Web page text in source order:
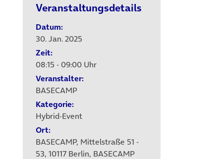
Veranstaltungsdetails
Datum:
30. Jan. 2025
Zeit:
08:15 - 09:00 Uhr
Veranstalter:
BASECAMP
Kategorie:
Hybrid-Event
Ort:
BASECAMP, Mittelstraße 51 -
53, 10117 Berlin, BASECAMP